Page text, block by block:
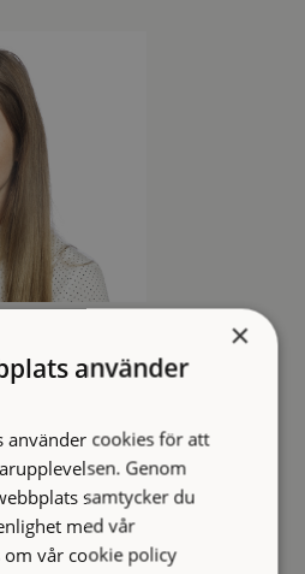
på Fastighetspartner och
ansvar för Sockerbruket,
medarbetare
×
använder
använder cookies för att
Genom
samtycker du
med vår
om vår cookie policy